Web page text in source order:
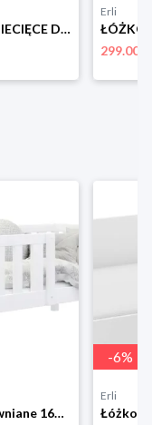
ŁÓŻKO DZIECIĘCE DREWNIANE 200x90 HELIA DOMEK 90x200 + STELAŻ + SZUFLADY
Erli
299.00 zł
Łóżko drewniane 160x80 + materac BOBO P
-6%
Erli